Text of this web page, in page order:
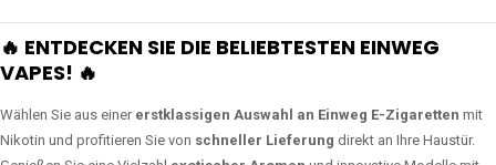
🔥 ENTDECKEN SIE DIE BELIEBTESTEN EINWEG
VAPES! 🔥
Wählen Sie aus einer erstklassigen Auswahl an Einweg E-Zigaretten mit
Nikotin und profitieren Sie von schneller Lieferung direkt an Ihre Haustür.